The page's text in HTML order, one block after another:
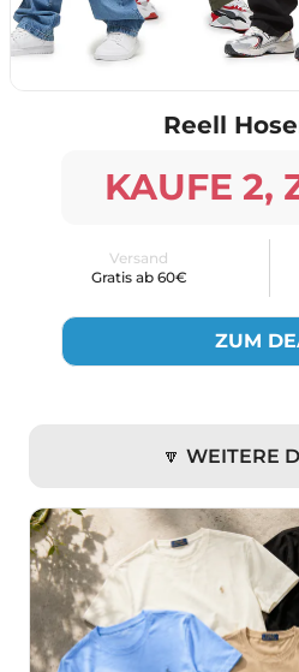
Reell
KAUFE 2,
Versand
Gratis ab 60€
ZUM
🔽 WEITERE